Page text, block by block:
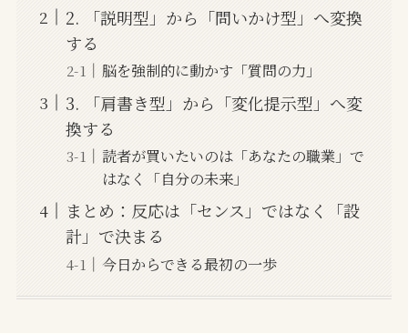
2. 「説明型」から「問いかけ型」へ変換
する
脳を強制的に動かす「質問の力」
3. 「肩書き型」から「変化提示型」へ変
換する
読者が買いたいのは「あなたの職業」で
はなく「自分の未来」
まとめ：反応は「センス」ではなく「設
計」で決まる
今日からできる最初の一歩